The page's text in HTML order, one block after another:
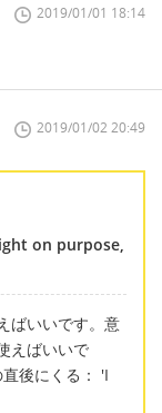
2019/01/01 18:14
2019/01/02 20:49
on purpose,
ばいいです。意
えばいいで
後にくる： 'I